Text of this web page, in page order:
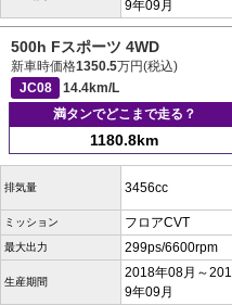
9年09月
500h Fスポーツ 4WD
新車時価格1350.5万円(税込)
JC08
14.4km/L
満タンでどこまで走る？
1180.8km
排気量 3456cc
ミッション フロアCVT
最大出力 299ps/6600rpm
生産期間
2018年08月～201
9年09月